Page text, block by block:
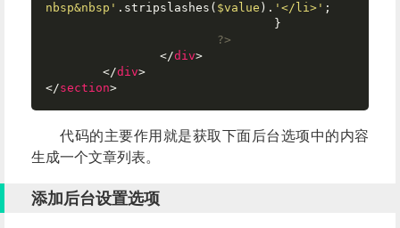
nbsp&nbsp' .stripslashes( $value ). '</li>' ;
?>
</div>
</div>
</section>
代码的主要作用就是获取下面后台选项中的内容
生成一个文章列表。
添加后台设置选项